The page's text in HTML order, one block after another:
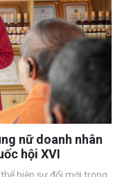
nữ doanh nhân
hội XVI